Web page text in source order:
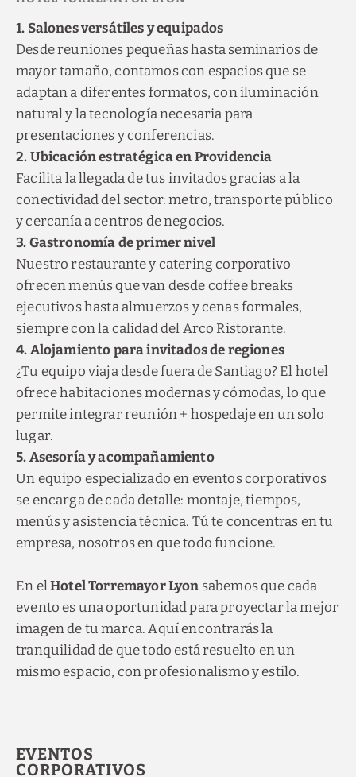
1. Salones versátiles y equipados
Desde reuniones pequeñas hasta seminarios de
mayor tamaño, contamos con espacios que se
adaptan a diferentes formatos, con iluminación
natural y la tecnología necesaria para
presentaciones y conferencias.
2. Ubicación estratégica en Providencia
Facilita la llegada de tus invitados gracias a la
conectividad del sector: metro, transporte público
y cercanía a centros de negocios.
3. Gastronomía de primer nivel
Nuestro restaurante y catering corporativo
ofrecen menús que van desde coffee breaks
ejecutivos hasta almuerzos y cenas formales,
siempre con la calidad del Arco Ristorante.
4. Alojamiento para invitados de regiones
¿Tu equipo viaja desde fuera de Santiago? El hotel
ofrece habitaciones modernas y cómodas, lo que
permite integrar reunión + hospedaje en un solo
lugar.
5. Asesoría y acompañamiento
Un equipo especializado en eventos corporativos
se encarga de cada detalle: montaje, tiempos,
menús y asistencia técnica. Tú te concentras en tu
empresa, nosotros en que todo funcione.
En elHotel Torremayor Lyon sabemos que cada
evento es una oportunidad para proyectar la mejor
imagen de tu marca. Aquí encontrarás la
tranquilidad de que todo está resuelto en un
mismo espacio, con profesionalismo y estilo.
EVENTOS
CORPORATIVOS